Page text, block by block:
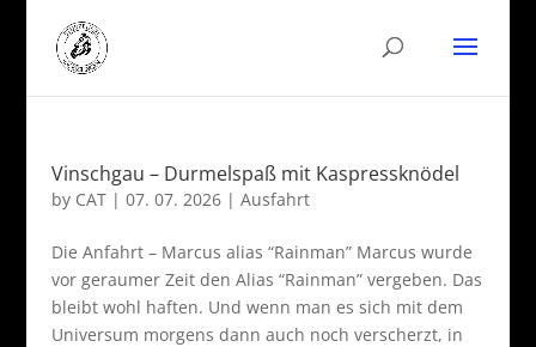
Vinschgau – Durmelspaß mit Kaspressknödel
by CAT| 07. 07. 2026| Ausfahrt
Die Anfahrt – Marcus alias “Rainman” Marcus wurde
vor geraumer Zeit den Alias “Rainman” vergeben. Das
bleibt wohl haften. Und wenn man es sich mit dem
Universum morgens dann auch noch verscherzt, in